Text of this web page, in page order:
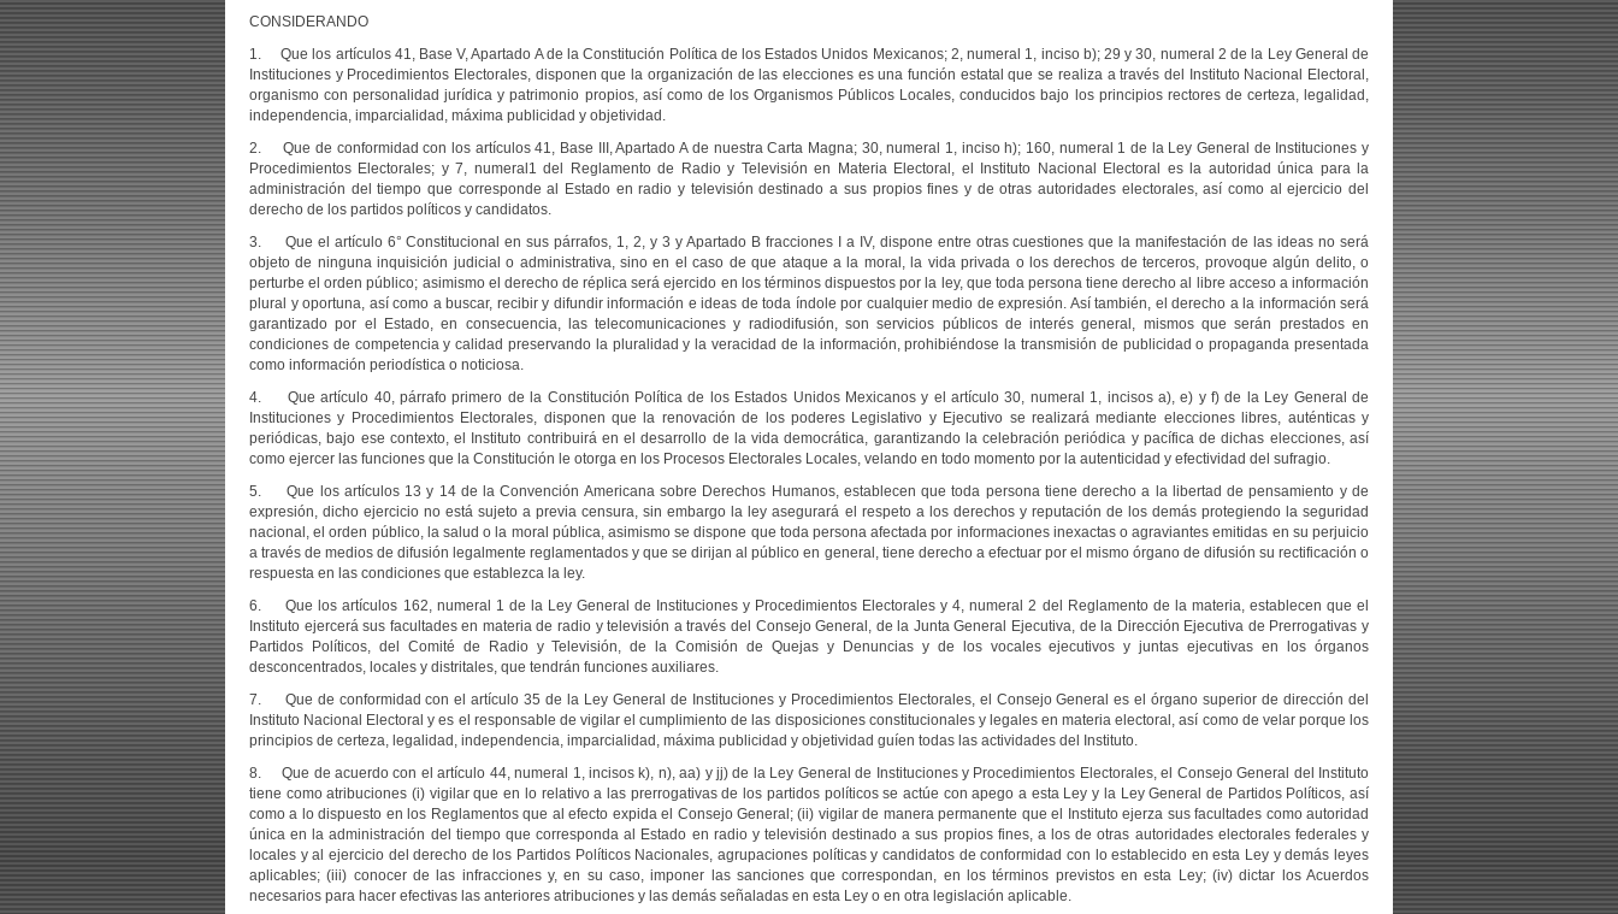
CONSIDERANDO
1. Que los artículos 41, Base V, Apartado A de la Constitución Política de los Estados Unidos Mexicanos; 2, numeral 1, inciso b); 29 y 30, numeral 2 de la Ley General de
Instituciones y Procedimientos Electorales, disponen que la organización de las elecciones es una función estatal que se realiza a través del Instituto Nacional Electoral,
organismo con personalidad jurídica y patrimonio propios, así como de los Organismos Públicos Locales, conducidos bajo los principios rectores de certeza, legalidad,
independencia, imparcialidad, máxima publicidad y objetividad.
2. Que de conformidad con los artículos 41, Base III, Apartado A de nuestra Carta Magna; 30, numeral 1, inciso h); 160, numeral 1 de la Ley General de Instituciones y
Procedimientos Electorales; y 7, numeral1 del Reglamento de Radio y Televisión en Materia Electoral, el Instituto Nacional Electoral es la autoridad única para la
administración del tiempo que corresponde al Estado en radio y televisión destinado a sus propios fines y de otras autoridades electorales, así como al ejercicio del
derecho de los partidos políticos y candidatos.
3. Que el artículo 6° Constitucional en sus párrafos, 1, 2, y 3 y Apartado B fracciones I a IV, dispone entre otras cuestiones que la manifestación de las ideas no será
objeto de ninguna inquisición judicial o administrativa, sino en el caso de que ataque a la moral, la vida privada o los derechos de terceros, provoque algún delito, o
perturbe el orden público; asimismo el derecho de réplica será ejercido en los términos dispuestos por la ley, que toda persona tiene derecho al libre acceso a información
plural y oportuna, así como a buscar, recibir y difundir información e ideas de toda índole por cualquier medio de expresión. Así también, el derecho a la información será
garantizado por el Estado, en consecuencia, las telecomunicaciones y radiodifusión, son servicios públicos de interés general, mismos que serán prestados en
condiciones de competencia y calidad preservando la pluralidad y la veracidad de la información, prohibiéndose la transmisión de publicidad o propaganda presentada
como información periodística o noticiosa.
4. Que artículo 40, párrafo primero de la Constitución Política de los Estados Unidos Mexicanos y el artículo 30, numeral 1, incisos a), e) y f) de la Ley General de
Instituciones y Procedimientos Electorales, disponen que la renovación de los poderes Legislativo y Ejecutivo se realizará mediante elecciones libres, auténticas y
periódicas, bajo ese contexto, el Instituto contribuirá en el desarrollo de la vida democrática, garantizando la celebración periódica y pacífica de dichas elecciones, así
como ejercer las funciones que la Constitución le otorga en los Procesos Electorales Locales, velando en todo momento por la autenticidad y efectividad del sufragio.
5. Que los artículos 13 y 14 de la Convención Americana sobre Derechos Humanos, establecen que toda persona tiene derecho a la libertad de pensamiento y de
expresión, dicho ejercicio no está sujeto a previa censura, sin embargo la ley asegurará el respeto a los derechos y reputación de los demás protegiendo la seguridad
nacional, el orden público, la salud o la moral pública, asimismo se dispone que toda persona afectada por informaciones inexactas o agraviantes emitidas en su perjuicio
a través de medios de difusión legalmente reglamentados y que se dirijan al público en general, tiene derecho a efectuar por el mismo órgano de difusión su rectificación o
respuesta en las condiciones que establezca la ley.
6. Que los artículos 162, numeral 1 de la Ley General de Instituciones y Procedimientos Electorales y 4, numeral 2 del Reglamento de la materia, establecen que el
Instituto ejercerá sus facultades en materia de radio y televisión a través del Consejo General, de la Junta General Ejecutiva, de la Dirección Ejecutiva de Prerrogativas y
Partidos Políticos, del Comité de Radio y Televisión, de la Comisión de Quejas y Denuncias y de los vocales ejecutivos y juntas ejecutivas en los órganos
desconcentrados, locales y distritales, que tendrán funciones auxiliares.
7. Que de conformidad con el artículo 35 de la Ley General de Instituciones y Procedimientos Electorales, el Consejo General es el órgano superior de dirección del
Instituto Nacional Electoral y es el responsable de vigilar el cumplimiento de las disposiciones constitucionales y legales en materia electoral, así como de velar porque los
principios de certeza, legalidad, independencia, imparcialidad, máxima publicidad y objetividad guíen todas las actividades del Instituto.
8. Que de acuerdo con el artículo 44, numeral 1, incisos k), n), aa) y jj) de la Ley General de Instituciones y Procedimientos Electorales, el Consejo General del Instituto
tiene como atribuciones (i) vigilar que en lo relativo a las prerrogativas de los partidos políticos se actúe con apego a esta Ley y la Ley General de Partidos Políticos, así
como a lo dispuesto en los Reglamentos que al efecto expida el Consejo General; (ii) vigilar de manera permanente que el Instituto ejerza sus facultades como autoridad
única en la administración del tiempo que corresponda al Estado en radio y televisión destinado a sus propios fines, a los de otras autoridades electorales federales y
locales y al ejercicio del derecho de los Partidos Políticos Nacionales, agrupaciones políticas y candidatos de conformidad con lo establecido en esta Ley y demás leyes
aplicables; (iii) conocer de las infracciones y, en su caso, imponer las sanciones que correspondan, en los términos previstos en esta Ley; (iv) dictar los Acuerdos
necesarios para hacer efectivas las anteriores atribuciones y las demás señaladas en esta Ley o en otra legislación aplicable.